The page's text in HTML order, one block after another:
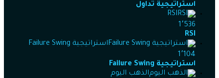
استراتيجية تداول
RSI
1٬536
RSI
استراتيجية Failure Swing
1٬104
استراتيجية Failure Swing
الذهب اليوم